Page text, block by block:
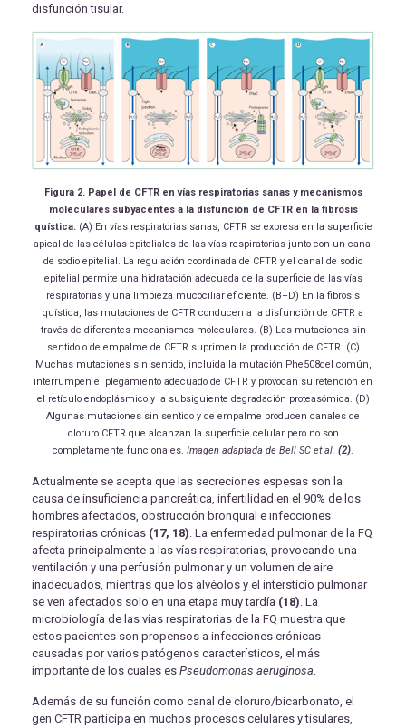
disfunción tisular.
Figura 2. Papel de CFTR en vías respiratorias sanas y mecanismos
moleculares subyacentes a la disfunción de CFTR en la fibrosis
quística.(A) En vías respiratorias sanas, CFTR se expresa en la superficie
apical de las células epiteliales de las vías respiratorias junto con un canal
de sodio epitelial. La regulación coordinada de CFTR y el canal de sodio
epitelial permite una hidratación adecuada de la superficie de las vías
respiratorias y una limpieza mucociliar eficiente. (B–D) En la fibrosis
quística, las mutaciones de CFTR conducen a la disfunción de CFTR a
través de diferentes mecanismos moleculares. (B) Las mutaciones sin
sentido o de empalme de CFTR suprimen la producción de CFTR. (C)
Muchas mutaciones sin sentido, incluida la mutación Phe508del común,
interrumpen el plegamiento adecuado de CFTR y provocan su retención en
el retículo endoplásmico y la subsiguiente degradación proteasómica. (D)
Algunas mutaciones sin sentido y de empalme producen canales de
cloruro CFTR que alcanzan la superficie celular pero no son
completamente funcionales. Imagen adaptada de Bell SC et al. (2).
Actualmente se acepta que las secreciones espesas son la
causa de insuficiencia pancreática, infertilidad en el 90% de los
hombres afectados, obstrucción bronquial e infecciones
respiratorias crónicas (17, 18). La enfermedad pulmonar de la FQ
afecta principalmente a las vías respiratorias, provocando una
ventilación y una perfusión pulmonar y un volumen de aire
inadecuados, mientras que los alvéolos y el intersticio pulmonar
se ven afectados solo en una etapa muy tardía (18). La
microbiología de las vías respiratorias de la FQ muestra que
estos pacientes son propensos a infecciones crónicas
causadas por varios patógenos característicos, el más
importante de los cuales es Pseudomonas aeruginosa.
Además de su función como canal de cloruro/bicarbonato, el
gen CFTR participa en muchos procesos celulares y tisulares,